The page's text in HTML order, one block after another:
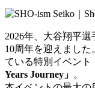
2026年、大谷翔平
10周年を迎えまし
ている特別イベント
Years Journey」 。